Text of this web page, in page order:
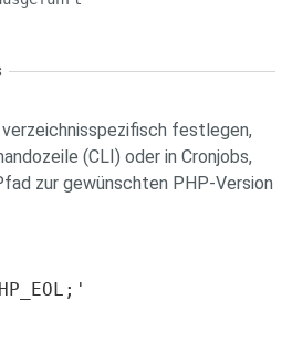
festlegen,
(CLI) oder in Cronjobs,
zur gewünschten PHP-Version